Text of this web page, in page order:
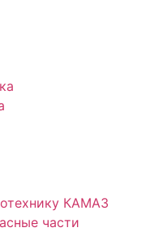
КАМАЗ
части